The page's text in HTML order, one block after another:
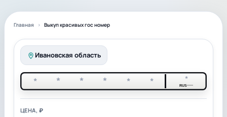
Главная Выкуп красивых гос номер
Ивановская область
* * * * * * *
RUS
ЦЕНА, ₽